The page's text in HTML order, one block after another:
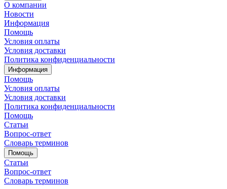
О компании
Новости
Информация
Помощь
Условия оплаты
Условия доставки
Политика конфиденциальности
Информация
Помощь
Условия оплаты
Условия доставки
Политика конфиденциальности
Помощь
Статьи
Вопрос-ответ
Словарь терминов
Помощь
Статьи
Вопрос-ответ
Словарь терминов